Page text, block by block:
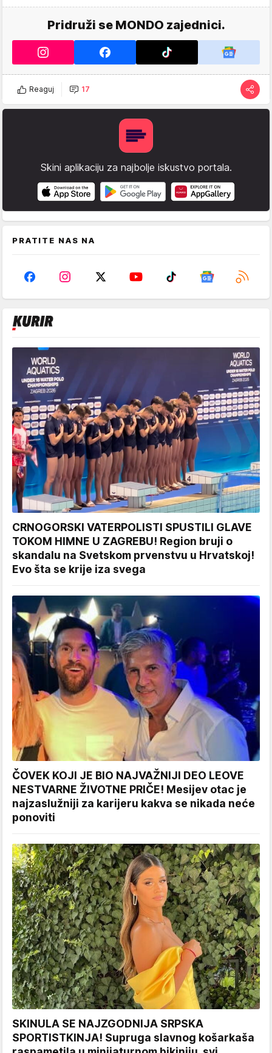
Pridruži se MONDO zajednici.
Reaguj 17
Skini aplikaciju za najbolje iskustvo portala.
PRATITE NAS NA
CRNOGORSKI VATERPOLISTI SPUSTILI GLAVE
TOKOM HIMNE U ZAGREBU! Region bruji o
skandalu na Svetskom prvenstvu u Hrvatskoj!
Evo šta se krije iza svega
ČOVEK KOJI JE BIO NAJVAŽNIJI DEO LEOVE
NESTVARNE ŽIVOTNE PRIČE! Mesijev otac je
najzaslužniji za karijeru kakva se nikada neće
ponoviti
SKINULA SE NAJZGODNIJA SRPSKA
SPORTISTKINJA! Supruga slavnog košarkaša